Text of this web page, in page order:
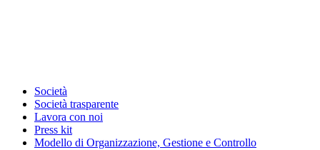
Società
Società trasparente
Lavora con noi
Press kit
Modello di Organizzazione, Gestione e Controllo